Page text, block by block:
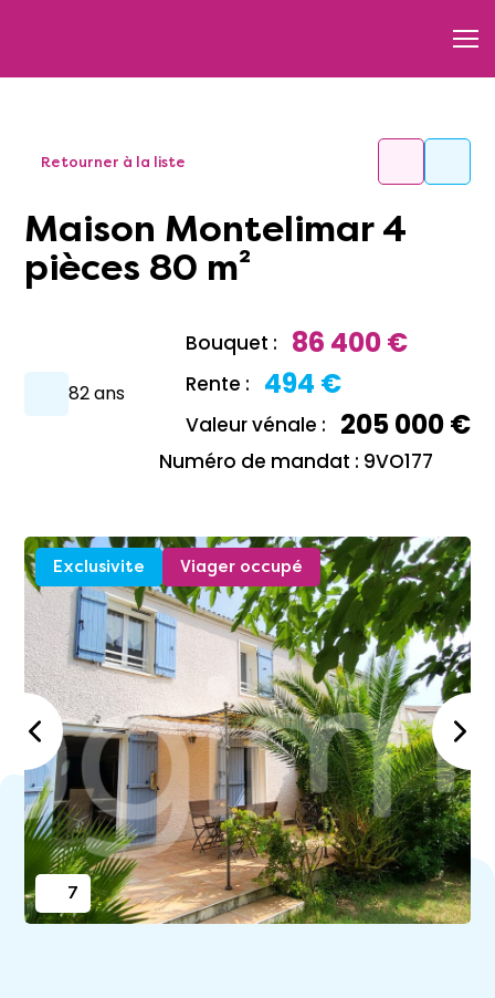
Retourner à la liste
Maison Montelimar 4
pièces 80 m²
82 ans
Bouquet : 86 400 €
Rente : 494 €
Valeur vénale : 205 000 €
Numéro de mandat : 9VO177
Exclusivite Viager occupé
7